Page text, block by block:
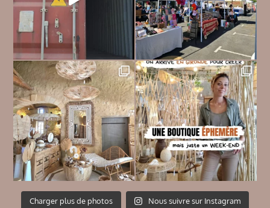
Charger plus de photos Nous suivre sur Instagram